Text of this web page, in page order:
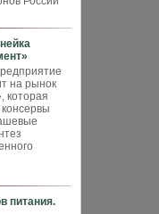
на рынок
которая
питания.